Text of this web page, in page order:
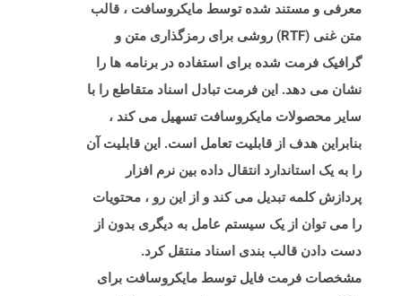
معرفی و مستند شده توسط مایکروسافت ، قالب
متن غنی (RTF) روشی برای رمزگذاری متن و
گرافیک فرمت شده برای استفاده در برنامه ها را
نشان می دهد. این فرمت تبادل اسناد متقاطع را با
سایر محصولات مایکروسافت تسهیل می کند ،
بنابراین هدف از قابلیت تعامل است. این قابلیت آن
را به یک استاندارد انتقال داده بین نرم افزار
پردازش کلمه تبدیل می کند و از این رو ، محتویات
را می توان از یک سیستم عامل به دیگری بدون از
دست دادن قالب بندی اسناد منتقل کرد.
مشخصات فرمت فایل توسط مایکروسافت برای